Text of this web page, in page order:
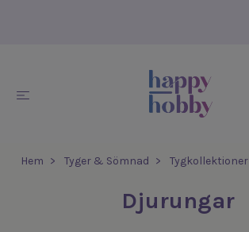
Hem Tyger & Sömnad Tygkollektioner
Djurungar